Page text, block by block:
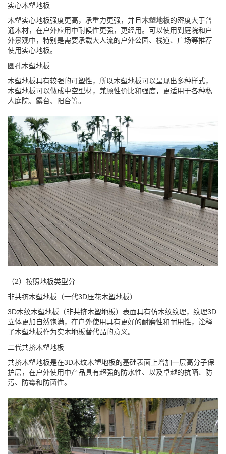
实心木塑地板
木塑实心地板强度更高，承重力更强，并且木塑地板的密度大于普
通木材，在户外应用中耐候性更强，更经用。可以使用到庭院和户
外景观中，特别是需要承载大人流的户外公园、栈道、广场等推荐
使用实心地板。
圆孔木塑地板
木塑地板具有较强的可塑性，所以木塑地板可以呈现出多种样式，
木塑地板可以做成中空型材，兼顾性价比和强度，更适用于各种私
人庭院、露台、阳台等。
（2）按照地板类型分
非共挤木塑地板（一代3D压花木塑地板）
3D木纹木塑地板（非共挤木塑地板）表面具有仿木纹纹理，纹理3D
立体更加自然饱满，在户外使用具有更好的耐磨性和耐用性，诠释
了木塑地板作为实木地板替代品的意义。
二代共挤木塑地板
共挤木塑地板是在3D木纹木塑地板的基础表面上增加一层高分子保
护层，在户外使用中产品具有超强的防水性、以及卓越的抗晒、防
污、防霉和防菌性。